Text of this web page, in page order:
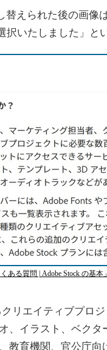
えられた後の画像
いたしました」と
くある質問 | Adobe Stock の基本」
リエイティブプロ
、イラスト、ベク
教育機関、官公庁